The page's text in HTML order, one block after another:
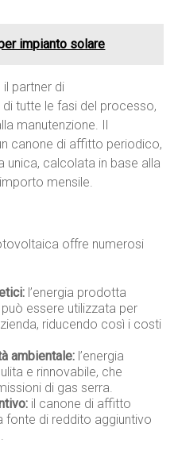
impianto solare
partner di
tutte le fasi del processo,
manutenzione. Il
canone di affitto periodico,
unica, calcolata in base alla
mensile.
offre numerosi
l’energia prodotta
essere utilizzata per
riducendo così i costi
ambientale: l’energia
e rinnovabile, che
di gas serra.
il canone di affitto
fonte di reddito aggiuntivo